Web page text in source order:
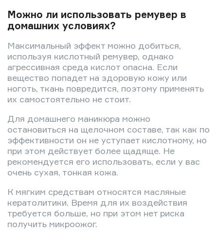
Можно ли использовать ремувер в
домашних условиях?
Максимальный эффект можно добиться,
используя кислотный ремувер, однако
агрессивная среда кислот опасна. Если
вещество попадет на здоровую кожу или
ноготь, ткань повредится, поэтому применять
их самостоятельно не стоит.
Для домашнего маникюра можно
остановиться на щелочном составе, так как по
эффективности он не уступает кислотному, но
при этом действует более щадяще. Не
рекомендуется его использовать, если у вас
очень сухая, тонкая кожа.
К мягким средствам относятся масляные
кератолитики. Время для их воздействия
требуется больше, но при этом нет риска
получить микроожог.